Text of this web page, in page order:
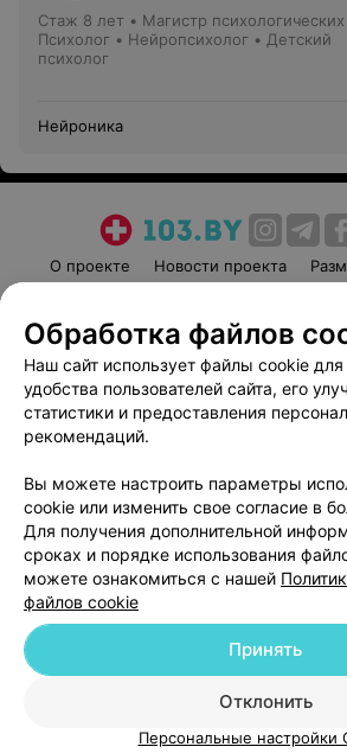
Стаж 8 лет • Магистр психологических
Психолог • Нейропсихолог • Детский
психолог
Нейроника
О проекте Новости проекта
Пользовательское соглашение
Вакансии
Написать руководителю
Обработка персональных
© 2026 ООО «Артокс Лаб», УНП 191700409
|
Служба поддержки +375
Обработка файлов
Наш сайт использует файлы cookie для
удобства пользователей сайта, его
статистики и предоставления
рекомендаций.
Вы можете настроить параметры
cookie или изменить свое согласие в
Для получения дополнительной
сроках и порядке использования
можете ознакомиться с нашей
файлов cookie
Отклонить
Принять
Персональные настройки